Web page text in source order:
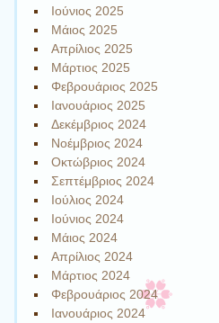
Ιούνιος 2025
Μάιος 2025
Απρίλιος 2025
Μάρτιος 2025
Φεβρουάριος 2025
Ιανουάριος 2025
Δεκέμβριος 2024
Νοέμβριος 2024
Οκτώβριος 2024
Σεπτέμβριος 2024
Ιούλιος 2024
Ιούνιος 2024
Μάιος 2024
Απρίλιος 2024
Μάρτιος 2024
Φεβρουάριος 2024
Ιανουάριος 2024